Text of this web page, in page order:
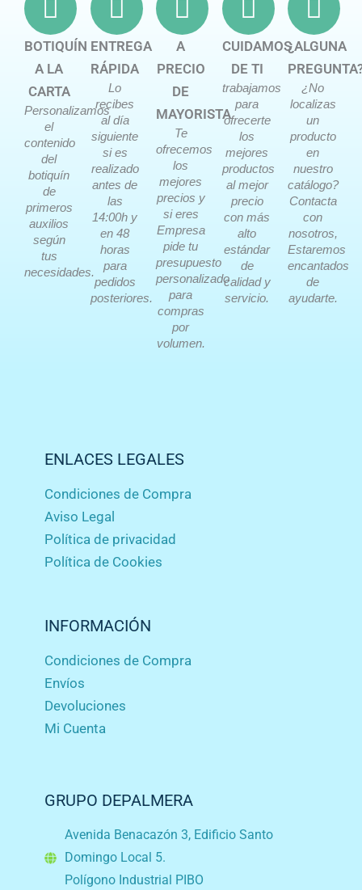
BOTIQUÍN
A LA
CARTA
Personalizamos
el
contenido
del
botiquín
de
primeros
auxilios
según
tus
necesidades.
ENTREGA
RÁPIDA
Lo
recibes
al día
siguiente
si es
realizado
antes de
las
14:00h y
en 48
horas
para
pedidos
posteriores.
A
PRECIO
DE
MAYORISTA
Te
ofrecemos
los
mejores
precios y
si eres
Empresa
pide tu
presupuesto
personalizado
para
compras
por
volumen.
CUIDAMOS
DE TI
trabajamos
para
ofrecerte
los
mejores
productos
al mejor
precio
con más
alto
estándar
de
calidad y
servicio.
¿ALGUNA
¿No
localizas
un
producto
en
nuestro
catálogo?
Contacta
con
nosotros,
Estaremos
encantados
de
ayudarte.
ENLACES LEGALES
Condiciones de Compra
Aviso Legal
Política de privacidad
Política de Cookies
INFORMACIÓN
Condiciones de Compra
Envíos
Devoluciones
Mi Cuenta
GRUPO DEPALMERA
Avenida Benacazón 3, Edificio Santo
Domingo Local 5.
Polígono Industrial PIBO